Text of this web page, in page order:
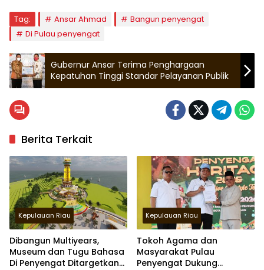
Tag: Ansar Ahmad
Bangun penyengat
Di Pulau penyengat
Gubernur Ansar Terima Penghargaan
Kepatuhan Tinggi Standar Pelayanan Publik
Berita Terkait
Kepulauan Riau
Dibangun Multiyears,
Museum dan Tugu Bahasa
Di Penyengat Ditargetkan
Kepulauan Riau
Tokoh Agama dan
Masyarakat Pulau
Penyengat Dukung